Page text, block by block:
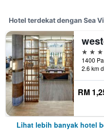
Hotel terdekat dengan Sea
4
2.6 km
RM
Lihat lebih banyak hotel